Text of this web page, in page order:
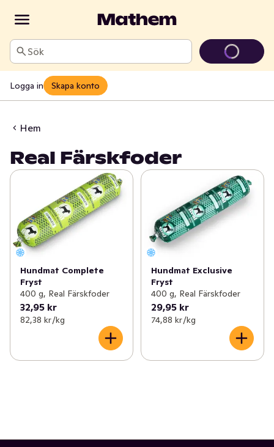
Sök
Logga in Skapa konto
Hem
Real Färskfoder
Hundmat Complete
Fryst
400 g, Real Färskfoder
32,95 kr
82,38 kr /kg
Hundmat Exclusive
Fryst
400 g, Real Färskfoder
29,95 kr
74,88 kr /kg